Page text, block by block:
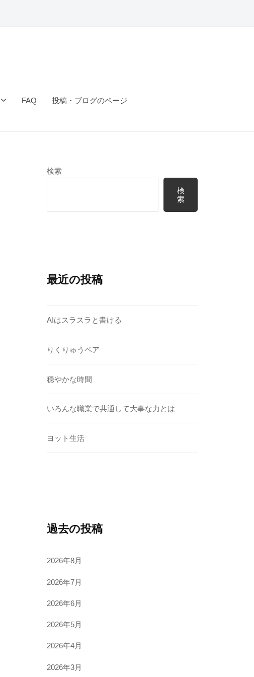
FAQ 投稿・ブログのページ
検索
検
索
最近の投稿
AIはスラスラと書ける
りくりゅうペア
穏やかな時間
いろんな職業で共通して大事な力とは
ヨット生活
過去の投稿
2026年8月
2026年7月
2026年6月
2026年5月
2026年4月
2026年3月